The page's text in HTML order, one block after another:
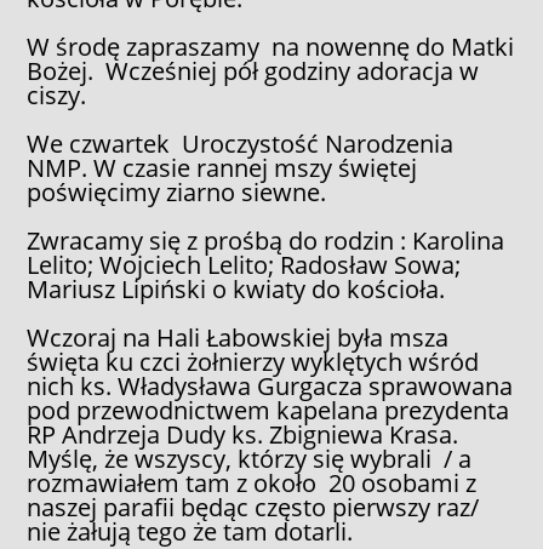
W środę zapraszamy na nowennę do Matki
Bożej. Wcześniej pół godziny adoracja w
ciszy.
We czwartek Uroczystość Narodzenia
NMP. W czasie rannej mszy świętej
poświęcimy ziarno siewne.
Zwracamy się z prośbą do rodzin : Karolina
Lelito; Wojciech Lelito; Radosław Sowa;
Mariusz Lipiński o kwiaty do kościoła.
Wczoraj na Hali Łabowskiej była msza
święta ku czci żołnierzy wyklętych wśród
nich ks. Władysława Gurgacza sprawowana
pod przewodnictwem kapelana prezydenta
RP Andrzeja Dudy ks. Zbigniewa Krasa.
Myślę, że wszyscy, którzy się wybrali / a
rozmawiałem tam z około 20 osobami z
naszej parafii będąc często pierwszy raz/
nie żałują tego że tam dotarli.